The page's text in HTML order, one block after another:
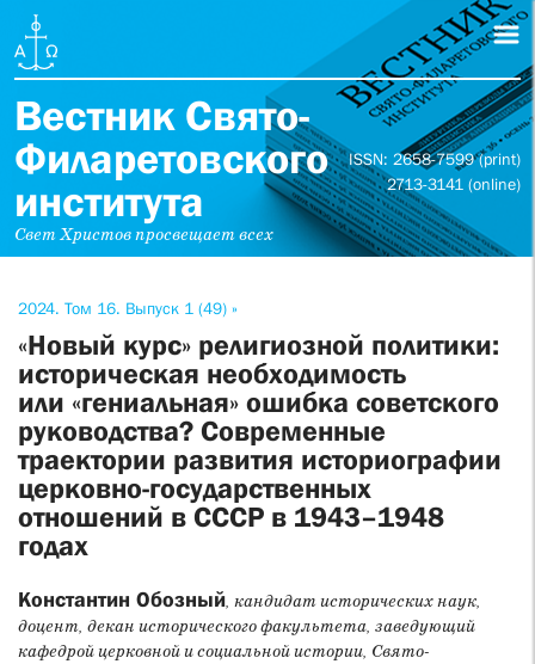
Вестник Свято-
Филаретовского
института
Свет Христов просвещает всех
ISSN: 2658-7599 (print)
2713-3141 (online)
2024. Том 16. Выпуск 1 (49) »
«Новый курс» религиозной политики:
историческая необходимость
или «гениальная» ошибка советского
руководства? Современные
траектории развития историографии
церковно-государственных
отношений в СССР в 1943–1948
годах
Константин Обозный, кандидат исторических наук,
доцент, декан исторического факультета, заведующий
кафедрой церковной и социальной истории, Свято-